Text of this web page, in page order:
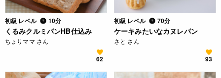
初級 レベル 10分
くるみクルミパンHB仕込み
ちょりママ さん
62
初級 レベル 70分
ケーキみたいなカヌレパン
さと さん
93